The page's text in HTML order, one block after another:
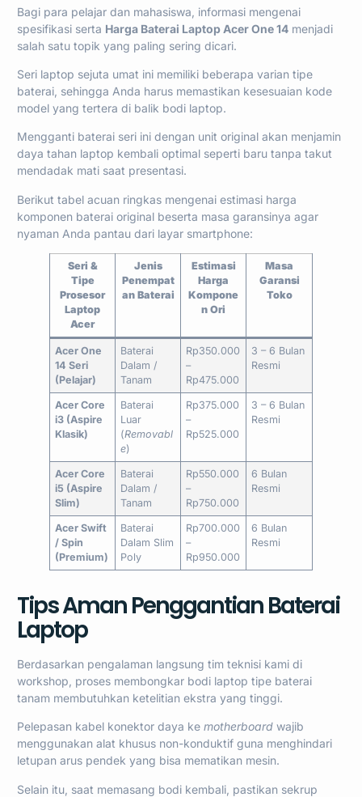
Bagi para pelajar dan mahasiswa, informasi mengenai
spesifikasi serta Harga Baterai Laptop Acer One 14 menjadi
salah satu topik yang paling sering dicari.
Seri laptop sejuta umat ini memiliki beberapa varian tipe
baterai, sehingga Anda harus memastikan kesesuaian kode
model yang tertera di balik bodi laptop.
Mengganti baterai seri ini dengan unit original akan menjamin
daya tahan laptop kembali optimal seperti baru tanpa takut
mendadak mati saat presentasi.
Berikut tabel acuan ringkas mengenai estimasi harga
komponen baterai original beserta masa garansinya agar
nyaman Anda pantau dari layar smartphone:
Seri &
Tipe
Prosesor
Laptop
Acer
Jenis
Penempat
an Baterai
Estimasi
Harga
Kompone
n Ori
Masa
Garansi
Toko
Acer One
14 Seri
(Pelajar)
Baterai
Dalam /
Tanam
Rp350.000
–
Rp475.000
3 – 6 Bulan
Resmi
Acer Core
i3 (Aspire
Klasik)
Baterai
Luar
(Removabl
e)
Rp375.000
–
Rp525.000
3 – 6 Bulan
Resmi
Acer Core
i5 (Aspire
Slim)
Baterai
Dalam /
Tanam
Rp550.000
–
Rp750.000
6 Bulan
Resmi
Acer Swift
/ Spin
(Premium)
Baterai
Dalam Slim
Poly
Rp700.000
–
Rp950.000
6 Bulan
Resmi
Tips Aman Penggantian Baterai
Laptop
Berdasarkan pengalaman langsung tim teknisi kami di
workshop, proses membongkar bodi laptop tipe baterai
tanam membutuhkan ketelitian ekstra yang tinggi.
Pelepasan kabel konektor daya ke motherboard wajib
menggunakan alat khusus non-konduktif guna menghindari
letupan arus pendek yang bisa mematikan mesin.
Selain itu, saat memasang bodi kembali, pastikan sekrup